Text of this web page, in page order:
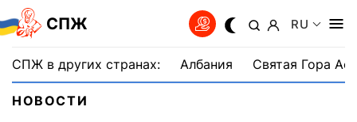
СПЖ RU
СПЖ в других странах: Албания Святая Гора
НОВОСТИ